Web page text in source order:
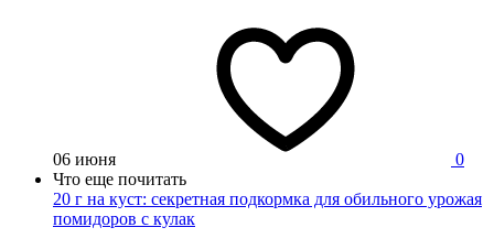
06 июня
0
Что еще почитать
20 г на куст: секретная подкормка для обильного урожая
помидоров с кулак